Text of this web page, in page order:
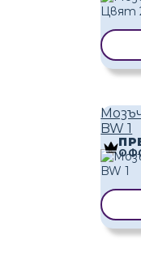
BW 1